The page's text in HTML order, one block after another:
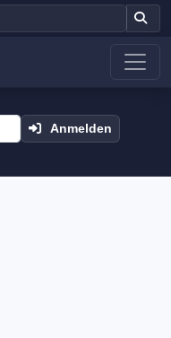
Anmelden